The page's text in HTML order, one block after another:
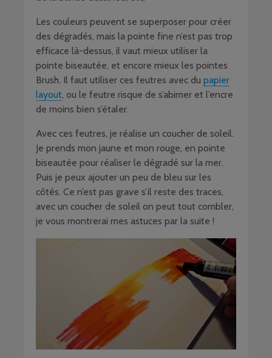
Les couleurs peuvent se superposer pour créer
des dégradés, mais la pointe fine n’est pas trop
efficace là-dessus, il vaut mieux utiliser la
pointe biseautée, et encore mieux les pointes
Brush. Il faut utiliser ces feutres avec du papier
layout, ou le feutre risque de s’abimer et l’encre
de moins bien s’étaler.
Avec ces feutres, je réalise un coucher de soleil.
Je prends mon jaune et mon rouge, en pointe
biseautée pour réaliser le dégradé sur la mer.
Puis je peux ajouter un peu de bleu sur les
côtés. Ce n’est pas grave s’il reste des traces,
avec un coucher de soleil on peut tout combler,
je vous montrerai mes astuces par la suite !